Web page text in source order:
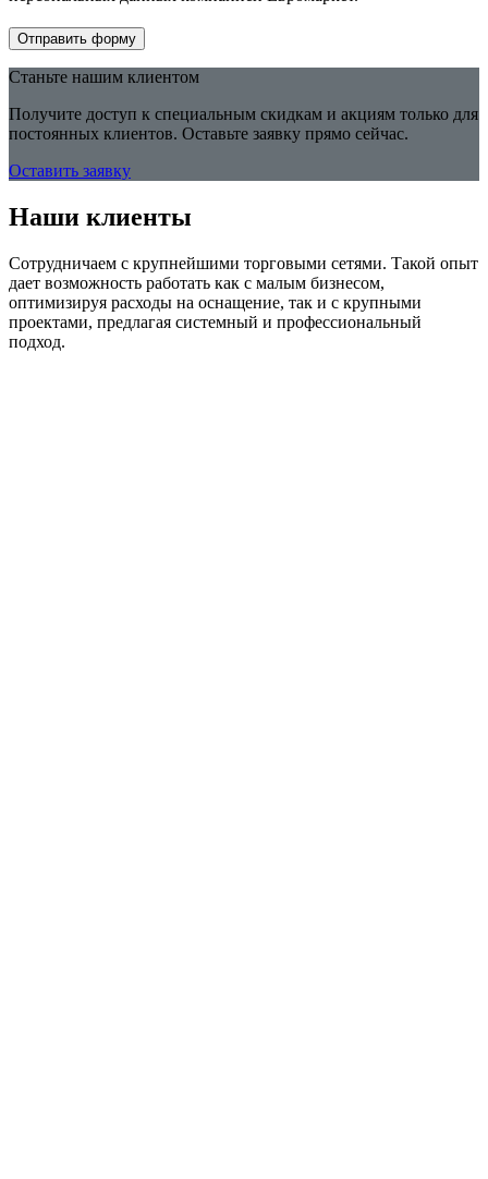
Отправить форму
Станьте нашим клиентом
Получите доступ к специальным скидкам и акциям только для
постоянных клиентов. Оставьте заявку прямо сейчас.
Оставить заявку
Наши клиенты
Сотрудничаем с крупнейшими торговыми сетями. Такой опыт
дает возможность работать как с малым бизнесом,
оптимизируя расходы на оснащение, так и с крупными
проектами, предлагая системный и профессиональный
подход.